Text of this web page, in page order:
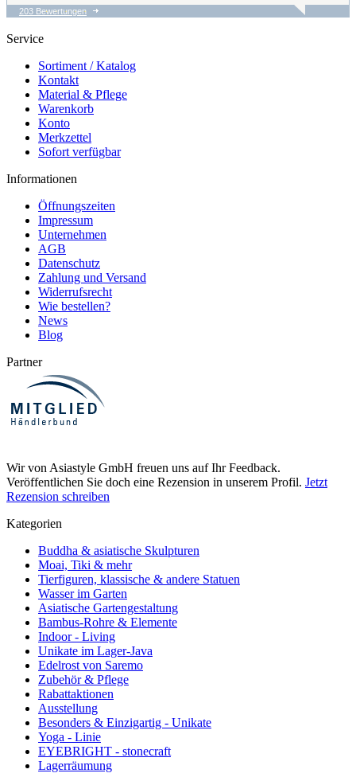
04.08.26
vernünftigen Preis !
Schnelle unkomplizierte
Lieferung
203 Bewertungen
Service
Sortiment / Katalog
Kontakt
Material & Pflege
Warenkorb
Konto
Merkzettel
Sofort verfügbar
Informationen
Öffnungszeiten
Impressum
Unternehmen
AGB
Datenschutz
Zahlung und Versand
Widerrufsrecht
Wie bestellen?
News
Blog
Partner
Wir von Asiastyle GmbH freuen uns auf Ihr Feedback.
Veröffentlichen Sie doch eine Rezension in unserem Profil. Jetzt
Rezension schreiben
Kategorien
Buddha & asiatische Skulpturen
Moai, Tiki & mehr
Tierfiguren, klassische & andere Statuen
Wasser im Garten
Asiatische Gartengestaltung
Bambus-Rohre & Elemente
Indoor - Living
Unikate im Lager-Java
Edelrost von Saremo
Zubehör & Pflege
Rabattaktionen
Ausstellung
Besonders & Einzigartig - Unikate
Yoga - Linie
EYEBRIGHT - stonecraft
Lagerräumung